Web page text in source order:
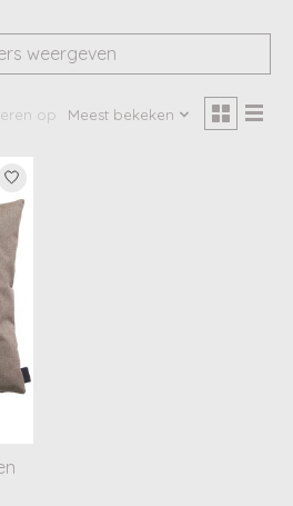
weergeven
op Meest bekeken